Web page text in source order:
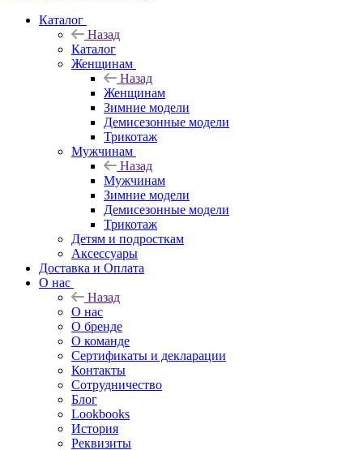
Каталог
Назад
Каталог
Женщинам
Назад
Женщинам
Зимние модели
Демисезонные модели
Трикотаж
Мужчинам
Назад
Мужчинам
Зимние модели
Демисезонные модели
Трикотаж
Детям и подросткам
Аксессуары
Доставка и Оплата
О нас
Назад
О нас
О бренде
О команде
Сертификаты и декларации
Контакты
Сотрудничество
Блог
Lookbooks
История
Реквизиты